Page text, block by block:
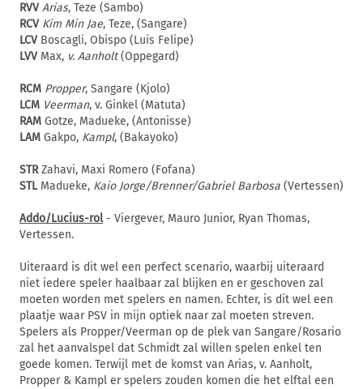
RVV Arias, Teze (Sambo)
RCV Kim Min Jae, Teze, (Sangare)
LCVBoscagli, Obispo (Luis Felipe)
LVVMax, v. Aanholt(Oppegard)
RCM Propper, Sangare (Kjolo)
LCM Veerman, v. Ginkel (Matuta)
RAM Gotze, Madueke, (Antonisse)
LAM Gakpo, Kampl, (Bakayoko)
STRZahavi, Maxi Romero (Fofana)
STLMadueke, Kaio Jorge/Brenner/Gabriel Barbosa (Vertessen)
Addo/Lucius-rol- Viergever, Mauro Junior, Ryan Thomas,
Vertessen.
Uiteraard is dit wel een perfect scenario, waarbij uiteraard
niet iedere speler haalbaar zal blijken en er geschoven zal
moeten worden met spelers en namen. Echter, is dit wel een
plaatje waar PSV in mijn optiek naar zal moeten streven.
Spelers als Propper/Veerman op de plek van Sangare/Rosario
zal het aanvalspel dat Schmidt zal willen spelen enkel ten
goede komen. Terwijl met de komst van Arias, v. Aanholt,
Propper & Kampl er spelers zouden komen die het elftal een